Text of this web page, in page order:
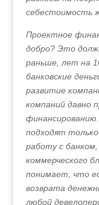
себестоимость
Проектное
добро? Это
раньше, лет на
банковские
развитие
компаний давно
подходят
работу с
коммерческого
понимает, что
возврата
любой